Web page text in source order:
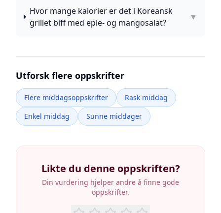
Hvor mange kalorier er det i Koreansk
grillet biff med eple- og mangosalat?
▼
Utforsk flere oppskrifter
Flere middagsoppskrifter
Rask middag
Enkel middag
Sunne middager
Likte du denne oppskriften?
Din vurdering hjelper andre å finne gode
oppskrifter.